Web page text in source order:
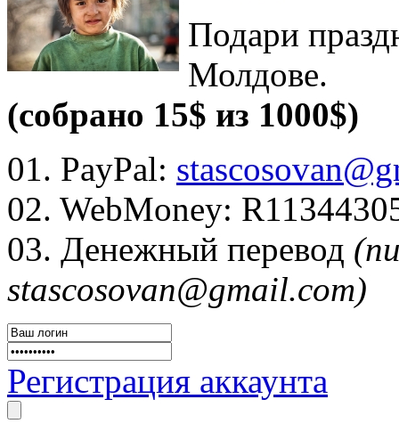
Подари
Молдове.
(собрано 15$ из 1000$)
01. PayPal:
02. WebMoney:
03. Денежный перевод
stascosovan@gmail.com)
Регистрация аккаунта